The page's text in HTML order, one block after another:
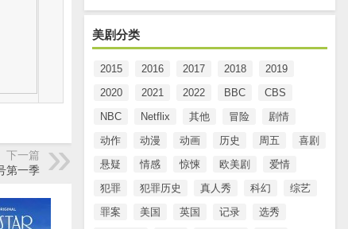
美剧分类
2015 2016 2017 2018
2019
2020
2021 2022 BBC
CBS
NBC
Netflix 其他 冒险
剧情
动作
动漫 动画 历史 周五
喜剧
悬疑
情感 惊悚 欧美剧
爱情
犯罪
犯罪历史 真人秀 科幻
综艺
罪案
美国 英国 记录
选秀
下一篇
第一季